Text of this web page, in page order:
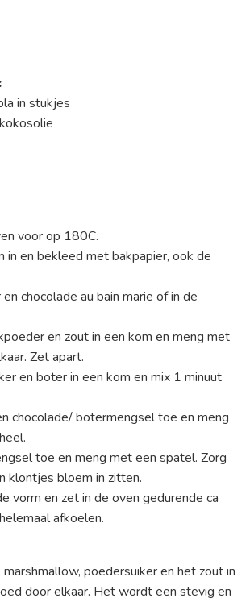
in stukjes
voor op 180C.
in en bekleed met bakpapier, ook de
chocolade au bain marie of in de
en zout in een kom en meng met
Zet apart.
en boter in een kom en mix 1 minuut
chocolade/ botermengsel toe en meng
toe en meng met een spatel. Zorg
klontjes bloem in zitten.
vorm en zet in de oven gedurende ca
afkoelen.
marshmallow, poedersuiker en het zout in
door elkaar. Het wordt een stevig en